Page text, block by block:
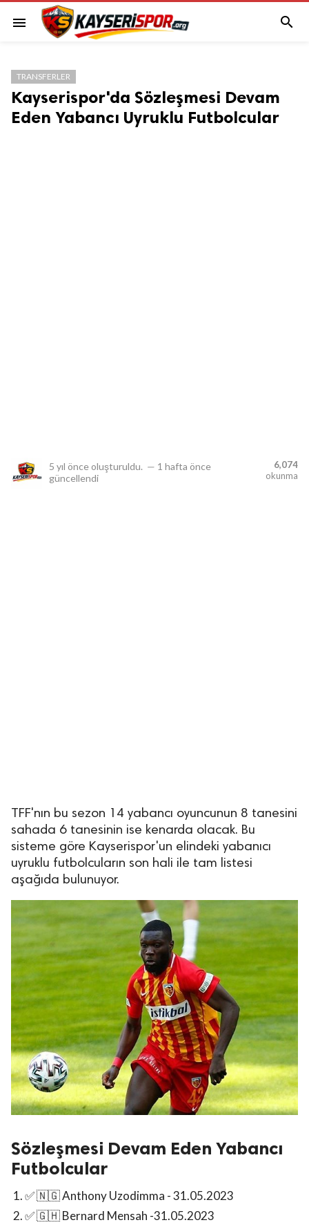
menu 
TRANSFERLER
Kayserispor'da Sözleşmesi Devam
Eden Yabancı Uyruklu Futbolcular
5 yıl önce oluşturuldu. — 1 hafta önce
güncellendi
6,074
okunma
TFF'nın bu sezon 14 yabancı oyuncunun 8 tanesini
sahada 6 tanesinin ise kenarda olacak. Bu
sisteme göre Kayserispor'un elindeki yabanıcı
uyruklu futbolcuların son hali ile tam listesi
aşağıda bulunuyor.
Sözleşmesi Devam Eden Yabancı
Futbolcular
✅ 🇳🇬 Anthony Uzodimma - 31.05.2023
✅ 🇬🇭 Bernard Mensah -31.05.2023